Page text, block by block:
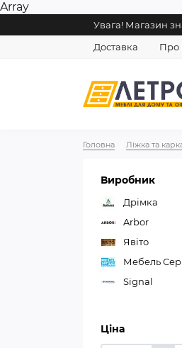
Array
Увага! Магазин
Доставка
Про
Головна Ліжка та
Виробник
Дрімка
Arbor
Явіто
Мебель
Signal
Ціна